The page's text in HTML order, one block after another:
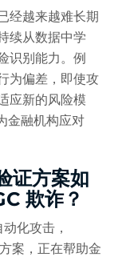
经越来越难长期
续从数据中学
识别能力。例
为偏差，即使攻
应新的风险模
金融机构应对
证方案如
欺诈？
化攻击，
案，正在帮助金